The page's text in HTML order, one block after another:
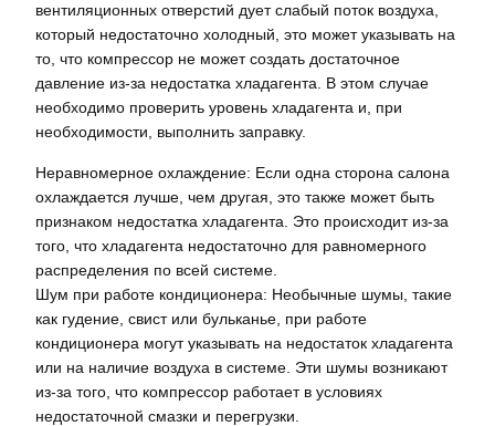
вентиляционных отверстий дует слабый поток воздуха,
который недостаточно холодный, это может указывать на
то, что компрессор не может создать достаточное
давление из-за недостатка хладагента. В этом случае
необходимо проверить уровень хладагента и, при
необходимости, выполнить заправку.
Неравномерное охлаждение: Если одна сторона салона
охлаждается лучше, чем другая, это также может быть
признаком недостатка хладагента. Это происходит из-за
того, что хладагента недостаточно для равномерного
распределения по всей системе.
Шум при работе кондиционера: Необычные шумы, такие
как гудение, свист или бульканье, при работе
кондиционера могут указывать на недостаток хладагента
или на наличие воздуха в системе. Эти шумы возникают
из-за того, что компрессор работает в условиях
недостаточной смазки и перегрузки.